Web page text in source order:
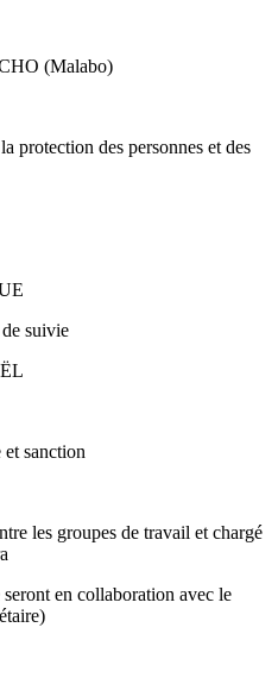
(Malabo)
protection des personnes et des
suivie
sanction
les groupes de travail et chargé
en collaboration avec le